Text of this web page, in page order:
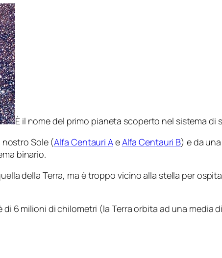
È il nome del primo pianeta scoperto nel sistema
nostro Sole (Alfa Centauri AeAlfa Centauri B) e da
binario.
della Terra, ma è troppo vicino alla stella per
di 6 milioni di chilometri (la Terra orbita ad una media